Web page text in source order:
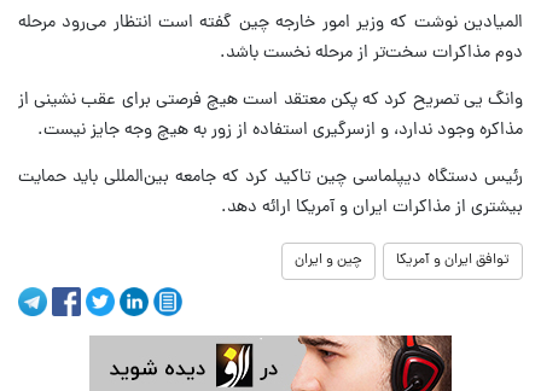
المیادین نوشت که وزیر امور خارجه چین گفته است انتظار می‌رود مرحله
دوم مذاکرات سخت‌تر از مرحله نخست باشد.
وانگ یی تصریح کرد که پکن معتقد است هیچ فرصتی برای عقب نشینی از
مذاکره وجود ندارد، و ازسرگیری استفاده از زور به هیچ وجه جایز نیست.
رئیس دستگاه دیپلماسی چین تاکید کرد که جامعه بین‌المللی باید حمایت
بیشتری از مذاکرات ایران و آمریکا ارائه دهد.
توافق ایران و آمریکا چین و ایران